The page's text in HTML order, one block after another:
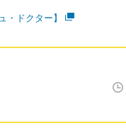
・ドクター】